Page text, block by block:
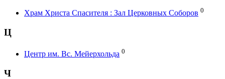
Храм Христа Спасителя : Зал Церковных Соборов 0
Ц
Центр им. Вс. Мейерхольда 0
Ч